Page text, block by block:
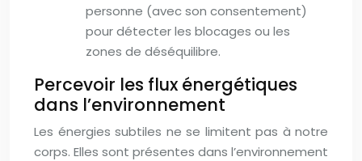
personne (avec son consentement)
pour détecter les blocages ou les
zones de déséquilibre.
Percevoir les flux énergétiques
dans l’environnement
Les énergies subtiles ne se limitent pas à notre
corps. Elles sont présentes dans l’environnement